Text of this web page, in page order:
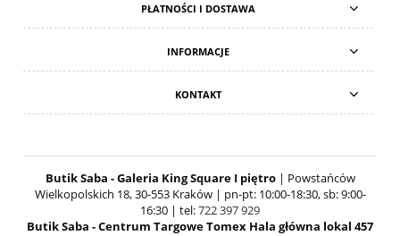
PŁATNOŚCI I DOSTAWA
INFORMACJE
KONTAKT
Butik Saba - Galeria King Square I piętro| Powstańców
Wielkopolskich 18, 30-553 Kraków | pn-pt: 10:00-18:30, sb: 9:00-
16:30 | tel:722 397 929
Butik Saba - Centrum Targowe Tomex Hala główna lokal 457